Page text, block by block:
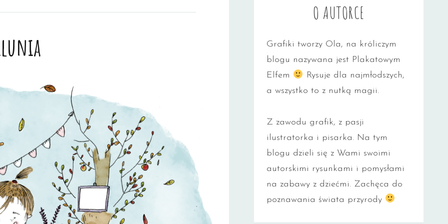
O AUTORCE
Grafiki tworzy Ola, na króliczym
blogu nazywana jest Plakatowym
Elfem
Rysuje dla najmłodszych,
a wszystko to z nutką magii.
Z zawodu grafik, z pasji
ilustratorka i pisarka. Na tym
blogu dzieli się z Wami swoimi
autorskimi rysunkami i pomysłami
na zabawy z dziećmi. Zachęca do
poznawania świata przyrody